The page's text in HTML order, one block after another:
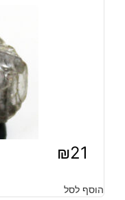
₪21
הוסף לסל